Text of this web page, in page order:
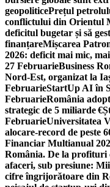
geopoliticePrețul
conflictului din Orientul
deficitul bugetar și să
finanțareMișcarea
2026: deficit mai mic,
27 FebruarieBusiness
Nord-Est, organizat la
FebruarieStartUp AI în
FebruarieRomânia
strategic de 5 miliarde €
FebruarieUniversitatea
alocare-record de peste
Financiar Multianual
România. De la profituri
afaceri, sub presiune:
cifre îngrijorătoare din